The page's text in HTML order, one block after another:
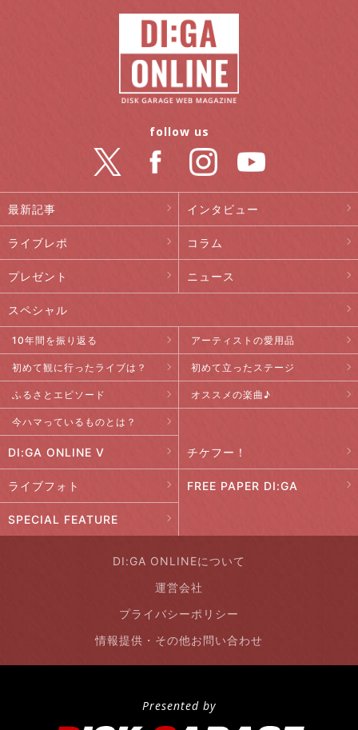
最新記事 インタビュー
ライブレポ コラム
プレゼント ニュース
スペシャル
10年間を振り返る アーティストの愛用品
初めて観に行ったライブは？ 初めて立ったステージ
ふるさとエピソード オススメの楽曲♪
今ハマっているものとは？
DI:GA ONLINE V チケフー！
ライブフォト FREE PAPER DI:GA
SPECIAL FEATURE
follow us
DI:GA ONLINEについて
運営会社
プライバシーポリシー
情報提供・その他お問い合わせ
Presented by